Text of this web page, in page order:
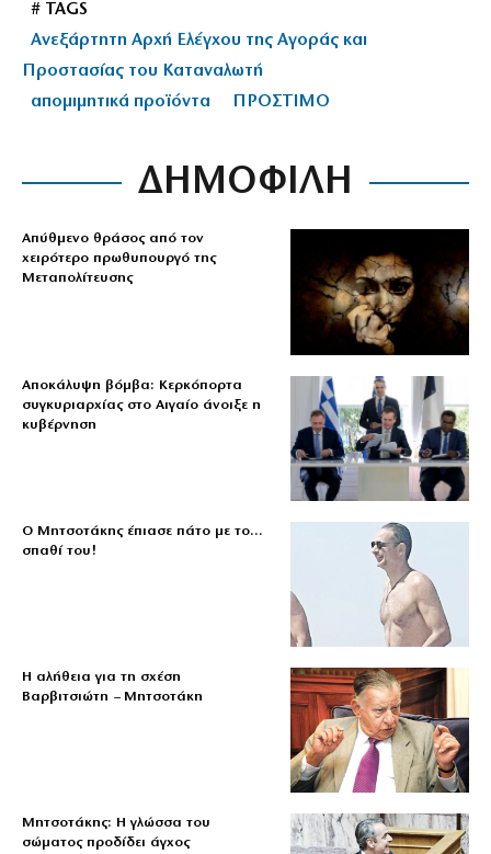
# TAGS
Ανεξάρτητη Αρχή Ελέγχου της Αγοράς και
Προστασίας του Καταναλωτή
απομιμητικά προϊόντα
ΠΡΟΣΤΙΜΟ
ΔΗΜΟΦΙΛΗ
Απύθμενο θράσος από τον
χειρότερο πρωθυπουργό της
Μεταπολίτευσης
Αποκάλυψη βόμβα: Κερκόπορτα
συγκυριαρχίας στο Αιγαίο άνοιξε η
κυβέρνηση
Ο Μητσοτάκης έπιασε πάτο με το…
σπαθί του!
Η αλήθεια για τη σχέση
Βαρβιτσιώτη – Μητσοτάκη
Μητσοτάκης: Η γλώσσα του
σώματος προδίδει άγχος